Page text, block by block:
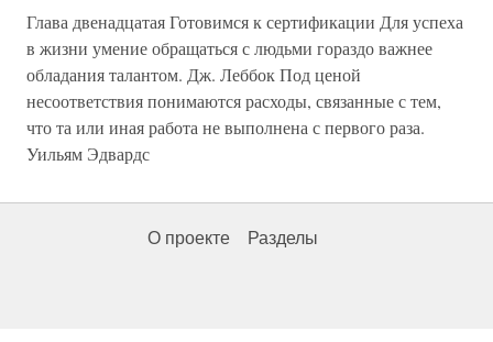
Глава двенадцатая Готовимся к сертификации Для успеха
в жизни умение обращаться с людьми гораздо важнее
обладания талантом. Дж. Леббок Под ценой
несоответствия понимаются расходы, связанные с тем,
что та или иная работа не выполнена с первого раза.
Уильям Эдвардс
О проекте Разделы